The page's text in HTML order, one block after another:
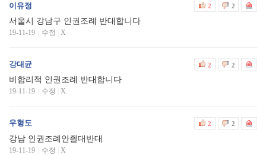
이유정 2 2
서울시 강남구 인권조례 반대합니다
19-11-19 수정 X
강대균 2 2
비합리적 인권조례 반대합니다
19-11-19 수정 X
우형도 2 2
강남 인권조례안즬대반대
19-11-19 수정 X